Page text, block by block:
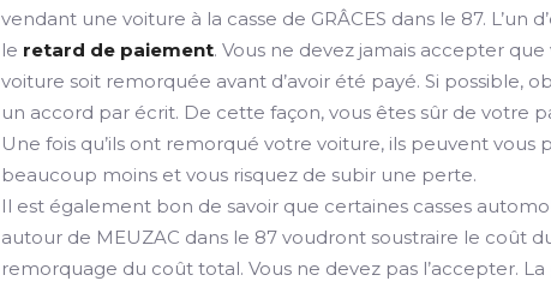
vendant une voiture à la casse de GRÂCES dans le 87. L’un
le retard de paiement. Vous ne devez jamais accepter que
voiture soit remorquée avant d’avoir été payé. Si possible,
un accord par écrit. De cette façon, vous êtes sûr de votre
Une fois qu’ils ont remorqué votre voiture, ils peuvent vous
beaucoup moins et vous risquez de subir une perte.
Il est également bon de savoir que certaines casses
autour de MEUZAC dans le 87 voudront soustraire le coût
remorquage du coût total. Vous ne devez pas l’accepter.